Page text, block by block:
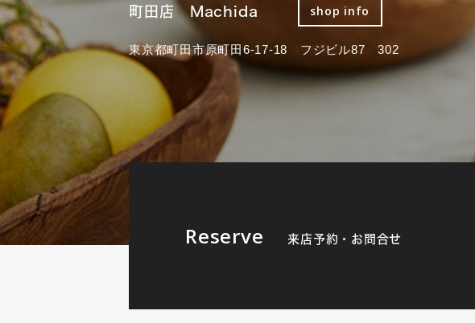
町田店 Machida shop info
東京都町田市原町田6-17-18 フジビル87 302
Reserve 来店予約・お問合せ